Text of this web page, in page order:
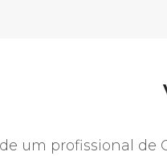
um profissional